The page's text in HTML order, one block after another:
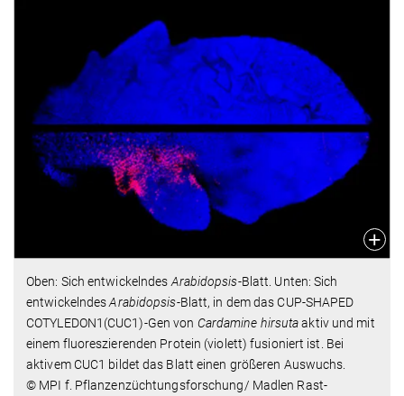
Oben: Sich entwickelndes Arabidopsis-Blatt. Unten: Sich
entwickelndesArabidopsis-Blatt, in dem das CUP-SHAPED
COTYLEDON1(CUC1)-Gen von Cardamine hirsutaaktiv und mit
einem fluoreszierenden Protein (violett) fusioniert ist. Bei
aktivem CUC1 bildet das Blatt einen größeren Auswuchs.
© MPI f. Pflanzenzüchtungsforschung/ Madlen Rast-